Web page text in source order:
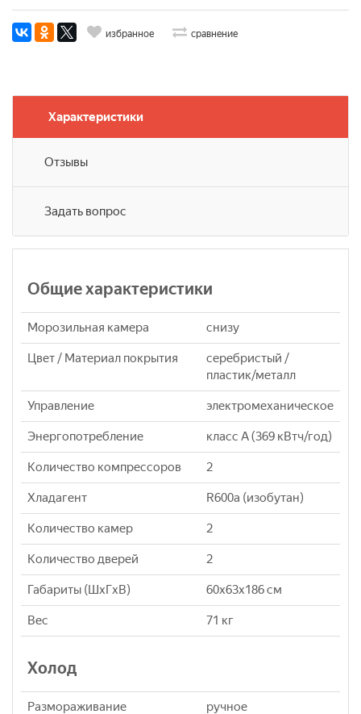
избранное сравнение
Характеристики
Отзывы
Задать вопрос
Общие характеристики
Морозильная камера снизу
Цвет / Материал покрытия
серебристый /
пластик/металл
Управление электромеханическое
Энергопотребление класс A (369 кВтч/год)
Количество компрессоров 2
Хладагент R600a (изобутан)
Количество камер 2
Количество дверей 2
Габариты (ШxГxВ) 60x63x186 см
Вес 71 кг
Холод
Размораживание ручное